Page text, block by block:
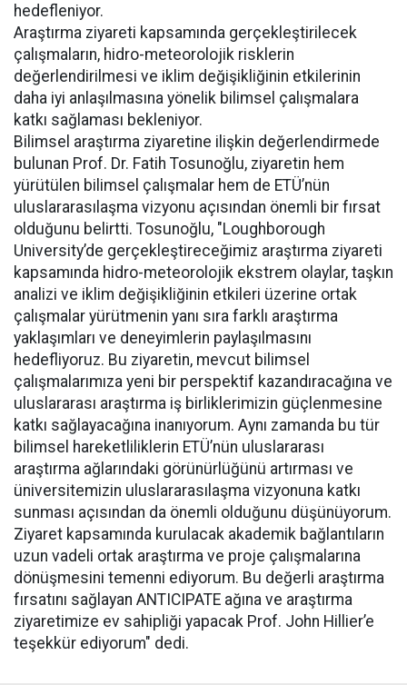
hedefleniyor.
Araştırma ziyareti kapsamında gerçekleştirilecek
çalışmaların, hidro-meteorolojik risklerin
değerlendirilmesi ve iklim değişikliğinin etkilerinin
daha iyi anlaşılmasına yönelik bilimsel çalışmalara
katkı sağlaması bekleniyor.
Bilimsel araştırma ziyaretine ilişkin değerlendirmede
bulunan Prof. Dr. Fatih Tosunoğlu, ziyaretin hem
yürütülen bilimsel çalışmalar hem de ETÜ’nün
uluslararasılaşma vizyonu açısından önemli bir fırsat
olduğunu belirtti. Tosunoğlu, "Loughborough
University’de gerçekleştireceğimiz araştırma ziyareti
kapsamında hidro-meteorolojik ekstrem olaylar, taşkın
analizi ve iklim değişikliğinin etkileri üzerine ortak
çalışmalar yürütmenin yanı sıra farklı araştırma
yaklaşımları ve deneyimlerin paylaşılmasını
hedefliyoruz. Bu ziyaretin, mevcut bilimsel
çalışmalarımıza yeni bir perspektif kazandıracağına ve
uluslararası araştırma iş birliklerimizin güçlenmesine
katkı sağlayacağına inanıyorum. Aynı zamanda bu tür
bilimsel hareketliliklerin ETÜ’nün uluslararası
araştırma ağlarındaki görünürlüğünü artırması ve
üniversitemizin uluslararasılaşma vizyonuna katkı
sunması açısından da önemli olduğunu düşünüyorum.
Ziyaret kapsamında kurulacak akademik bağlantıların
uzun vadeli ortak araştırma ve proje çalışmalarına
dönüşmesini temenni ediyorum. Bu değerli araştırma
fırsatını sağlayan ANTICIPATE ağına ve araştırma
ziyaretimize ev sahipliği yapacak Prof. John Hillier’e
teşekkür ediyorum" dedi.